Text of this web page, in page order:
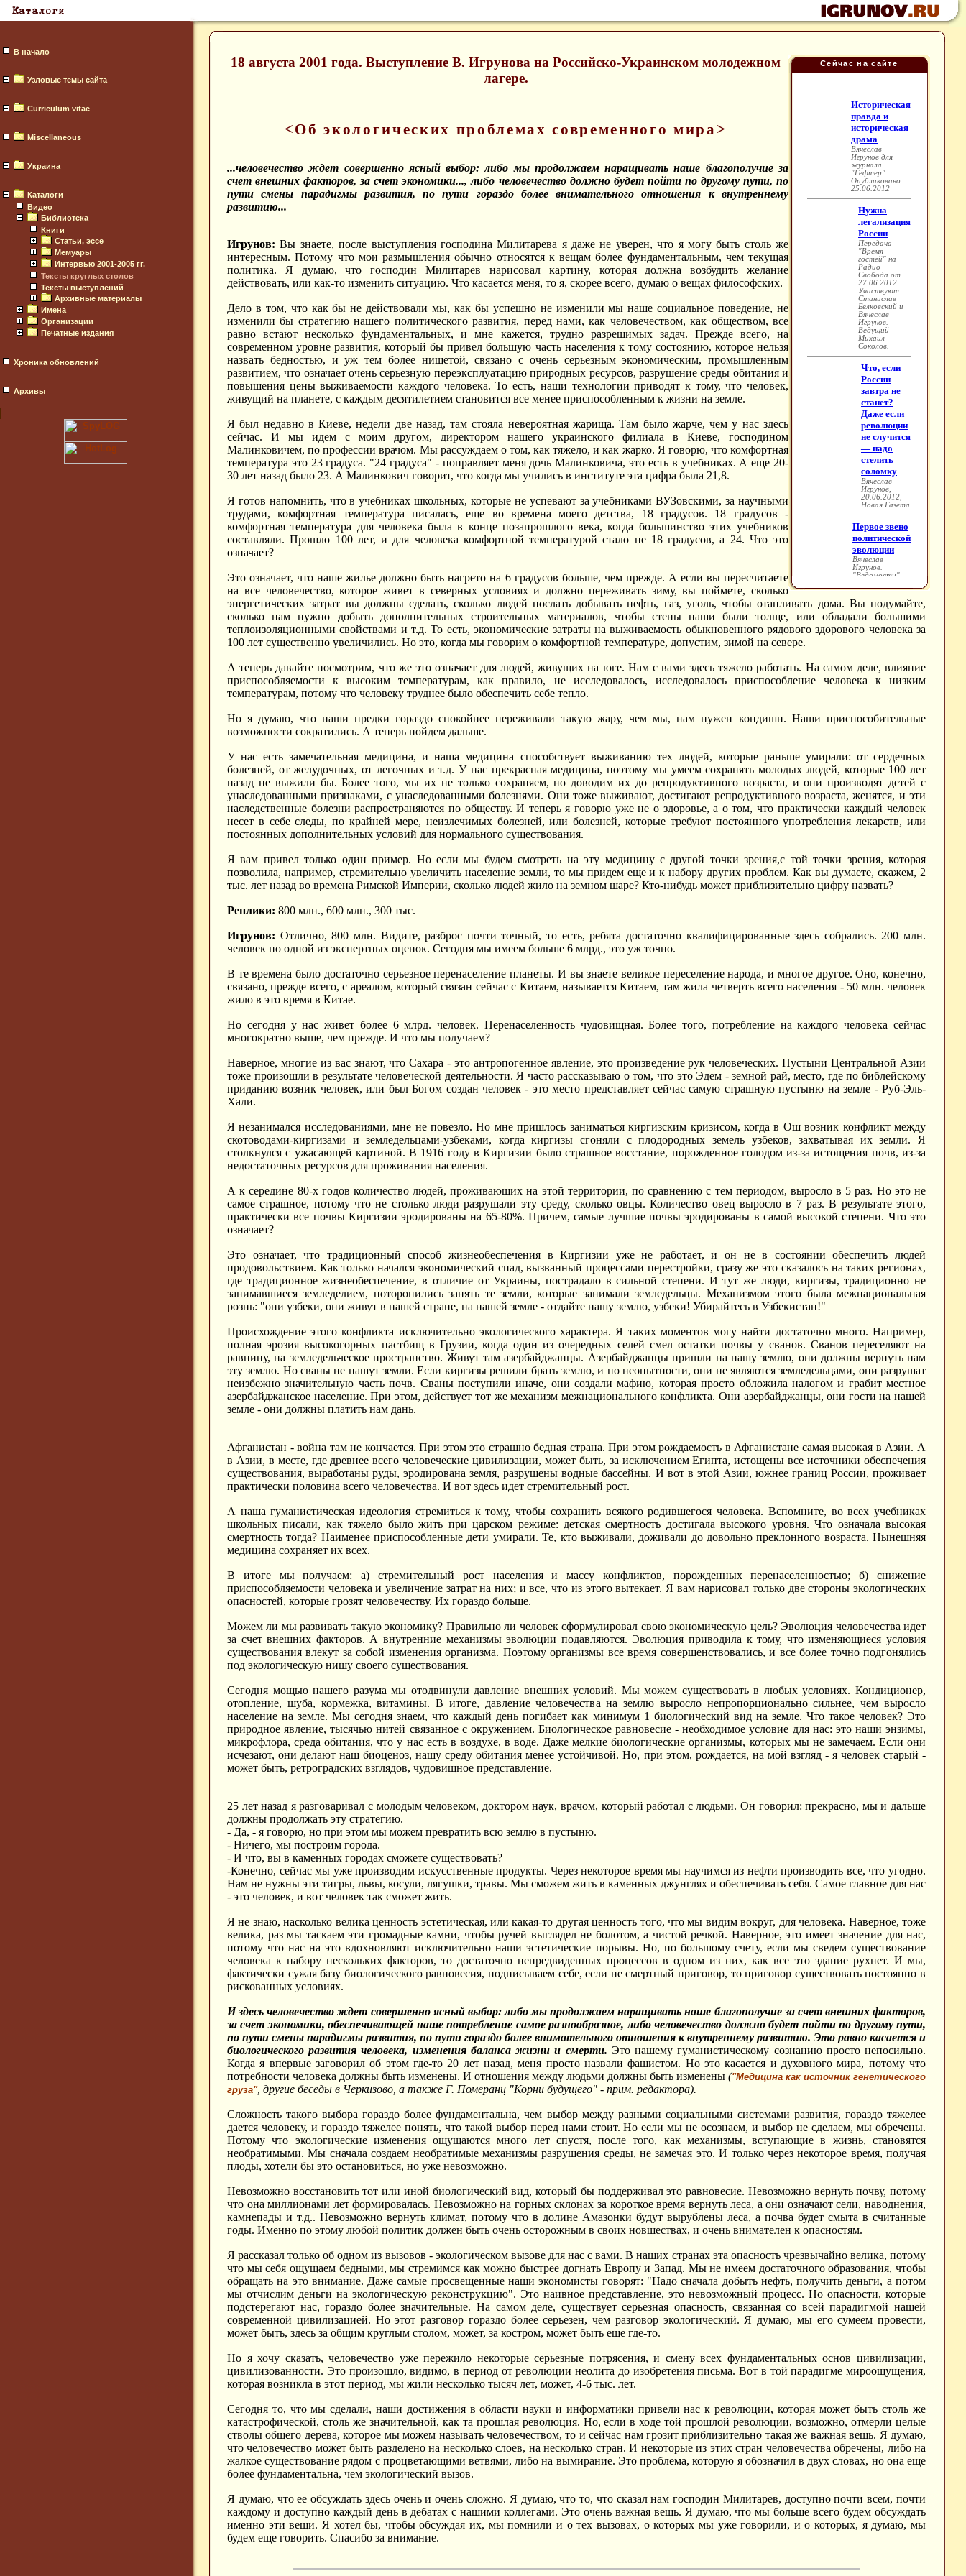
В начало
Узловые темы сайта
Curriculum vitae
Miscellaneous
Украина
Каталоги
Видео
Библиотека
Книги
Статьи, эссе
Мемуары
Интервью 2001-2005 гг.
Тексты круглых столов
Тексты выступлений
Архивные материалы
Имена
Организации
Печатные издания
Хроника обновлений
Архивы
Сейчас на сайте
18 августа 2001 года. Выступление В. Игрунова на Российско-Украинском молодежном
лагере.
<Об экологических проблемах современного мира>
...человечество ждет совершенно ясный выбор: либо мы продолжаем наращивать наше благополучие за
счет внешних факторов, за счет экономики..., либо человечество должно будет пойти по другому пути, по
пути смены парадигмы развития, по пути гораздо более внимательного отношения к внутреннему
развитию...
Игрунов: Вы знаете, после выступления господина Милитарева я даже не уверен, что я могу быть столь же
интересным. Потому что мои размышления обычно относятся к вещам более фундаментальным, чем текущая
политика. Я думаю, что господин Милитарев нарисовал картину, которая должна возбудить желание
действовать, или как-то изменить ситуацию. Что касается меня, то я, скорее всего, думаю о вещах философских.
Дело в том, что как бы не действовали мы, как бы успешно не изменили мы наше социальное поведение, не
изменили бы стратегию нашего политического развития, перед нами, как человечеством, как обществом, все
равно встают несколько фундаментальных, и мне кажется, трудно разрешимых задач. Прежде всего, на
современном уровне развития, который бы привел большую часть населения к тому состоянию, которое нельзя
назвать бедностью, и уж тем более нищетой, связано с очень серьезным экономическим, промышленным
развитием, что означает очень серьезную переэксплуатацию природных ресурсов, разрушение среды обитания и
повышения цены выживаемости каждого человека. То есть, наши технологии приводят к тому, что человек,
живущий на планете, с каждым десятилетием становится все менее приспособленным к жизни на земле.
Я был недавно в Киеве, недели две назад, там стояла невероятная жарища. Там было жарче, чем у нас здесь
сейчас. И мы идем с моим другом, директором нашего украинского филиала в Киеве, господином
Малинковичем, по профессии врачом. Мы рассуждаем о том, как тяжело, и как жарко. Я говорю, что комфортная
температура это 23 градуса. "24 градуса" - поправляет меня дочь Малинковича, это есть в учебниках. А еще 20-
30 лет назад было 23. А Малинкович говорит, что когда мы учились в институте эта цифра была 21,8.
Я готов напомнить, что в учебниках школьных, которые не успевают за учебниками ВУЗовскими, за научными
трудами, комфортная температура писалась, еще во времена моего детства, 18 градусов. 18 градусов -
комфортная температура для человека была в конце позапрошлого века, когда большинство этих учебников
составляли. Прошло 100 лет, и для человека комфортной температурой стало не 18 градусов, а 24. Что это
означает?
Это означает, что наше жилье должно быть нагрето на 6 градусов больше, чем прежде. А если вы пересчитаете
на все человечество, которое живет в северных условиях и должно переживать зиму, вы поймете, сколько
энергетических затрат вы должны сделать, сколько людей послать добывать нефть, газ, уголь, чтобы отапливать дома. Вы подумайте,
сколько нам нужно добыть дополнительных строительных материалов, чтобы стены наши были толще, или обладали большими
теплоизоляционными свойствами и т.д. То есть, экономические затраты на выживаемость обыкновенного рядового здорового человека за
100 лет существенно увеличились. Но это, когда мы говорим о комфортной температуре, допустим, зимой на севере.
А теперь давайте посмотрим, что же это означает для людей, живущих на юге. Нам с вами здесь тяжело работать. На самом деле, влияние
приспособляемости к высоким температурам, как правило, не исследовалось, исследовалось приспособление человека к низким
температурам, потому что человеку труднее было обеспечить себе тепло.
Но я думаю, что наши предки гораздо спокойнее переживали такую жару, чем мы, нам нужен кондишн. Наши приспособительные
возможности сократились. А теперь пойдем дальше.
У нас есть замечательная медицина, и наша медицина способствует выживанию тех людей, которые раньше умирали: от сердечных
болезней, от желудочных, от легочных и т.д. У нас прекрасная медицина, поэтому мы умеем сохранять молодых людей, которые 100 лет
назад не выжили бы. Более того, мы их не только сохраняем, но доводим их до репродуктивного возраста, и они производят детей с
унаследованными признаками, с унаследованными болезнями. Они тоже выживают, достигают репродуктивного возраста, женятся, и эти
наследственные болезни распространяются по обществу. И теперь я говорю уже не о здоровье, а о том, что практически каждый человек
несет в себе следы, по крайней мере, неизлечимых болезней, или болезней, которые требуют постоянного употребления лекарств, или
постоянных дополнительных условий для нормального существования.
Я вам привел только один пример. Но если мы будем смотреть на эту медицину с другой точки зрения,с той точки зрения, которая
позволила, например, стремительно увеличить население земли, то мы придем еще и к набору других проблем. Как вы думаете, скажем, 2
тыс. лет назад во времена Римской Империи, сколько людей жило на земном шаре? Кто-нибудь может приблизительно цифру назвать?
Реплики: 800 млн., 600 млн., 300 тыс.
Игрунов: Отлично, 800 млн. Видите, разброс почти точный, то есть, ребята достаточно квалифицированные здесь собрались. 200 млн.
человек по одной из экспертных оценок. Сегодня мы имеем больше 6 млрд., это уж точно.
В те времена было достаточно серьезное перенаселение планеты. И вы знаете великое переселение народа, и многое другое. Оно, конечно,
связано, прежде всего, с ареалом, который связан сейчас с Китаем, называется Китаем, там жила четверть всего населения - 50 млн. человек
жило в это время в Китае.
Но сегодня у нас живет более 6 млрд. человек. Перенаселенность чудовищная. Более того, потребление на каждого человека сейчас
многократно выше, чем прежде. И что мы получаем?
Наверное, многие из вас знают, что Сахара - это антропогенное явление, это произведение рук человеческих. Пустыни Центральной Азии
тоже произошли в результате человеческой деятельности. Я часто рассказываю о том, что это Эдем - земной рай, место, где по библейскому
приданию возник человек, или был Богом создан человек - это место представляет сейчас самую страшную пустыню на земле - Руб-Эль-
Хали.
Я незанимался исследованиями, мне не повезло. Но мне пришлось заниматься киргизским кризисом, когда в Ош возник конфликт между
скотоводами-киргизами и земледельцами-узбеками, когда киргизы сгоняли с плодородных земель узбеков, захватывая их земли. Я
столкнулся с ужасающей картиной. В 1916 году в Киргизии было страшное восстание, порожденное голодом из-за истощения почв, из-за
недостаточных ресурсов для проживания населения.
А к середине 80-х годов количество людей, проживающих на этой территории, по сравнению с тем периодом, выросло в 5 раз. Но это не
самое страшное, потому что не столько люди разрушали эту среду, сколько овцы. Количество овец выросло в 7 раз. В результате этого,
практически все почвы Киргизии эродированы на 65-80%. Причем, самые лучшие почвы эродированы в самой высокой степени. Что это
означает?
Это означает, что традиционный способ жизнеобеспечения в Киргизии уже не работает, и он не в состоянии обеспечить людей
продовольствием. Как только начался экономический спад, вызванный процессами перестройки, сразу же это сказалось на таких регионах,
где традиционное жизнеобеспечение, в отличие от Украины, пострадало в сильной степени. И тут же люди, киргизы, традиционно не
занимавшиеся земледелием, поторопились занять те земли, которые занимали земледельцы. Механизмом этого была межнациональная
рознь: "они узбеки, они живут в нашей стране, на нашей земле - отдайте нашу землю, узбеки! Убирайтесь в Узбекистан!"
Происхождение этого конфликта исключительно экологического характера. Я таких моментов могу найти достаточно много. Например,
полная эрозия высокогорных пастбищ в Грузии, когда один из очередных селей смел остатки почвы у сванов. Сванов переселяют на
равнину, на земледельческое пространство. Живут там азербайджанцы. Азербайджанцы пришли на нашу землю, они должны вернуть нам
эту землю. Но сваны не пашут земли. Если киргизы решили брать землю, и по неопытности, они не являются земледельцами, они разрушат
неизбежно значительную часть почв. Сваны поступили иначе, они создали мафию, которая просто обложила налогом и грабит местное
азербайджанское население. При этом, действует тот же механизм межнационального конфликта. Они азербайджанцы, они гости на нашей
земле - они должны платить нам дань.
Афганистан - война там не кончается. При этом это страшно бедная страна. При этом рождаемость в Афганистане самая высокая в Азии. А
в Азии, в месте, где древнее всего человеческие цивилизации, может быть, за исключением Египта, истощены все источники обеспечения
существования, выработаны руды, эродирована земля, разрушены водные бассейны. И вот в этой Азии, южнее границ России, проживает
практически половина всего человечества. И вот здесь идет стремительный рост.
А наша гуманистическая идеология стремиться к тому, чтобы сохранить всякого родившегося человека. Вспомните, во всех учебниках
школьных писали, как тяжело было жить при царском режиме: детская смертность достигала высокого уровня. Что означала высокая
смертность тогда? Наименее приспособленные дети умирали. Те, кто выживали, доживали до довольно преклонного возраста. Нынешняя
медицина сохраняет их всех.
В итоге мы получаем: а) стремительный рост населения и массу конфликтов, порожденных перенаселенностью; б) снижение
приспособляемости человека и увеличение затрат на них; и все, что из этого вытекает. Я вам нарисовал только две стороны экологических
опасностей, которые грозят человечеству. Их гораздо больше.
Можем ли мы развивать такую экономику? Правильно ли человек сформулировал свою экономическую цель? Эволюция человечества идет
за счет внешних факторов. А внутренние механизмы эволюции подавляются. Эволюция приводила к тому, что изменяющиеся условия
существования влекут за собой изменения организма. Поэтому организмы все время совершенствовались, и все более точно подгонялись
под экологическую нишу своего существования.
Сегодня мощью нашего разума мы отодвинули давление внешних условий. Мы можем существовать в любых условиях. Кондиционер,
отопление, шуба, кормежка, витамины. В итоге, давление человечества на землю выросло непропорционально сильнее, чем выросло
население на земле. Мы сегодня знаем, что каждый день погибает как минимум 1 биологический вид на земле. Что такое человек? Это
природное явление, тысячью нитей связанное с окружением. Биологическое равновесие - необходимое условие для нас: это наши энзимы,
микрофлора, среда обитания, что у нас есть в воздухе, в воде. Даже мелкие биологические организмы, которых мы не замечаем. Если они
исчезают, они делают наш биоценоз, нашу среду обитания менее устойчивой. Но, при этом, рождается, на мой взгляд - я человек старый -
может быть, ретроградских взглядов, чудовищное представление.
25 лет назад я разговаривал с молодым человеком, доктором наук, врачом, который работал с людьми. Он говорил: прекрасно, мы и дальше
должны продолжать эту стратегию.
- Да, - я говорю, но при этом мы можем превратить всю землю в пустыню.
- Ничего, мы построим города.
- И что, вы в каменных городах сможете существовать?
-Конечно, сейчас мы уже производим искусственные продукты. Через некоторое время мы научимся из нефти производить все, что угодно.
Нам не нужны эти тигры, львы, косули, лягушки, травы. Мы сможем жить в каменных джунглях и обеспечивать себя. Самое главное для нас
- это человек, и вот человек так сможет жить.
Я не знаю, насколько велика ценность эстетическая, или какая-то другая ценность того, что мы видим вокруг, для человека. Наверное, тоже
велика, раз мы таскаем эти громадные камни, чтобы ручей выглядел не болотом, а чистой речкой. Наверное, это имеет значение для нас,
потому что нас на это вдохновляют исключительно наши эстетические порывы. Но, по большому счету, если мы сведем существование
человека к набору нескольких факторов, то достаточно непредвиденных процессов в одном из них, как все это здание рухнет. И мы,
фактически сужая базу биологического равновесия, подписываем себе, если не смертный приговор, то приговор существовать постоянно в
рискованных условиях.
И здесь человечество ждет совершенно ясный выбор: либо мы продолжаем наращивать наше благополучие за счет внешних факторов,
за счет экономики, обеспечивающей наше потребление самое разнообразное, либо человечество должно будет пойти по другому пути,
по пути смены парадигмы развития, по пути гораздо более внимательного отношения к внутреннему развитию. Это равно касается и
биологического развития человека, изменения баланса жизни и смерти. Это нашему гуманистическому сознанию просто непосильно.
Когда я впервые заговорил об этом где-то 20 лет назад, меня просто назвали фашистом. Но это касается и духовного мира, потому что
потребности человека должны быть изменены. И отношения между людьми должны быть изменены ("Медицина как источник генетического
груза", другие беседы в Черкизово, а также Г. Померанц "Корни будущего" - прим. редактора).
Сложность такого выбора гораздо более фундаментальна, чем выбор между разными социальными системами развития, гораздо тяжелее
дается человеку, и гораздо тяжелее понять, что такой выбор перед нами стоит. Но если мы не осознаем, и выбор не сделаем, мы обречены.
Потому что экологические изменения ощущаются много лет спустя, после того, как механизмы, вступающие в жизнь, становятся
необратимыми. Мы сначала создаем необратимые механизмы разрушения среды, не замечая это. И только через некоторое время, получая
плоды, хотели бы это остановиться, но уже невозможно.
Невозможно восстановить тот или иной биологический вид, который бы поддерживал это равновесие. Невозможно вернуть почву, потому
что она миллионами лет формировалась. Невозможно на горных склонах за короткое время вернуть леса, а они означают сели, наводнения,
камнепады и т.д.. Невозможно вернуть климат, потому что в долине Амазонки будут вырублены леса, а почва будет смыта в считанные
годы. Именно по этому любой политик должен быть очень осторожным в своих новшествах, и очень внимателен к опасностям.
Я рассказал только об одном из вызовов - экологическом вызове для нас с вами. В наших странах эта опасность чрезвычайно велика, потому
что мы себя ощущаем бедными, мы стремимся как можно быстрее догнать Европу и Запад. Мы не имеем достаточного образования, чтобы
обращать на это внимание. Даже самые просвещенные наши экономисты говорят: "Надо сначала добыть нефть, получить деньги, а потом
мы отчислим деньги на экологическую реконструкцию". Это наивное представление, это невозможный процесс. Но опасности, которые
подстерегают нас, гораздо более значительные. На самом деле, существует серьезная опасность, связанная со всей парадигмой нашей
современной цивилизацией. Но этот разговор гораздо более серьезен, чем разговор экологический. Я думаю, мы его сумеем провести,
может быть, здесь за общим круглым столом, может, за костром, может быть еще где-то.
Но я хочу сказать, человечество уже пережило некоторые серьезные потрясения, и смену всех фундаментальных основ цивилизации,
цивилизованности. Это произошло, видимо, в период от революции неолита до изобретения письма. Вот в той парадигме мироощущения,
которая возникла в этот период, мы жили несколько тысяч лет, может, 4-6 тыс. лет.
Сегодня то, что мы сделали, наши достижения в области науки и информатики привели нас к революции, которая может быть столь же
катастрофической, столь же значительной, как та прошлая революция. Но, если в ходе той прошлой революции, возможно, отмерли целые
стволы общего дерева, которое мы можем называть человечеством, то и сейчас нам грозит приблизительно такая же важная вещь. Я думаю,
что человечество может быть разделено на несколько слоев, на несколько стран. И некоторые из этих стран человечества обречены, либо на
жалкое существование рядом с процветающими ветвями, либо на вымирание. Это проблема, которую я обозначил в двух словах, но она еще
более фундаментальна, чем экологический вызов.
Я думаю, что ее обсуждать здесь очень и очень сложно. Я думаю, что то, что сказал нам господин Милитарев, доступно почти всем, почти
каждому и доступно каждый день в дебатах с нашими коллегами. Это очень важная вещь. Я думаю, что мы больше всего будем обсуждать
именно эти вещи. Я хотел бы, чтобы обсуждая их, мы помнили и о тех вызовах, о которых мы уже говорили, и о которых, я думаю, мы
будем еще говорить. Спасибо за внимание.